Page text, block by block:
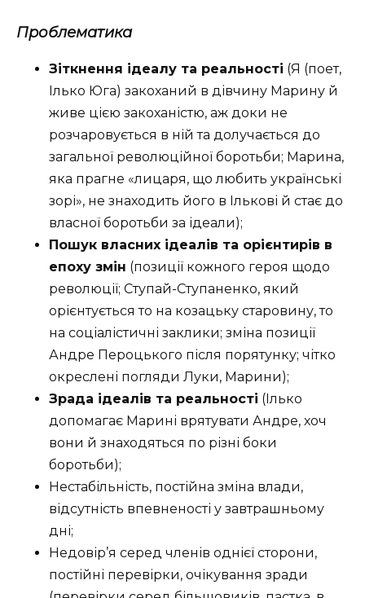
Проблематика
Зіткнення ідеалу та реальності (Я (поет,
Ілько Юга) закоханий в дівчину Марину й
живе цією закоханістю, аж доки не
розчаровується в ній та долучається до
загальної революційної боротьби; Марина,
яка прагне «лицаря, що любить українські
зорі», не знаходить його в Ількові й стає до
власної боротьби за ідеали);
Пошук власних ідеалів та орієнтирів в
епоху змін (позиції кожного героя щодо
революції; Ступай-Ступаненко, який
орієнтується то на козацьку старовину, то
на соціалістичні заклики; зміна позиції
Андре Пероцького після порятунку; чітко
окреслені погляди Луки, Марини);
Зрада ідеалів та реальності (Ілько
допомагає Марині врятувати Андре, хоч
вони й знаходяться по різні боки
боротьби);
Нестабільність, постійна зміна влади,
відсутність впевненості у завтрашньому
дні;
Недовір’я серед членів однієї сторони,
постійні перевірки, очікування зради